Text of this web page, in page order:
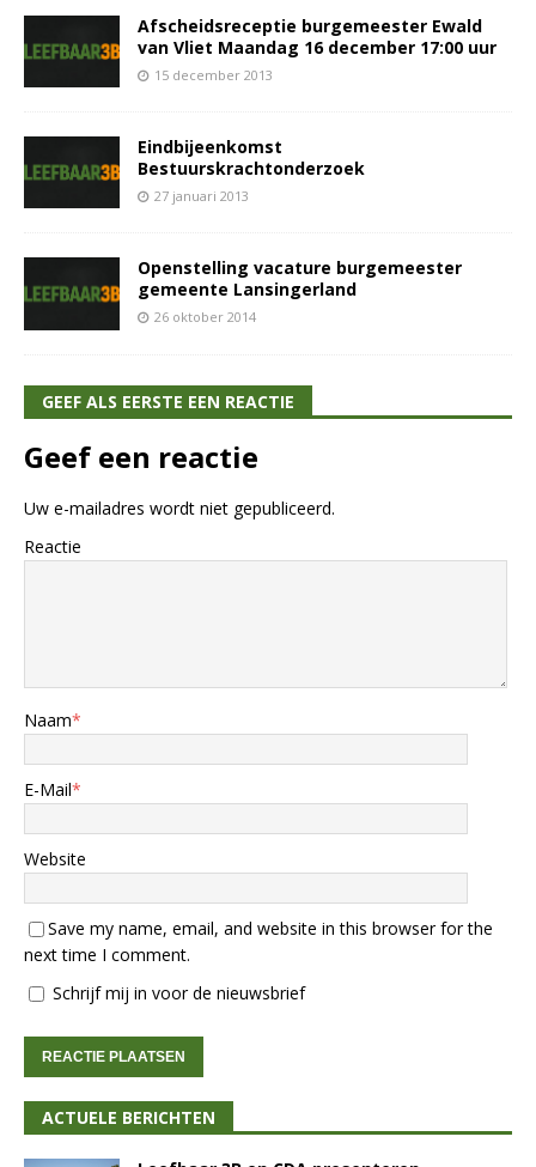
Afscheidsreceptie burgemeester Ewald
van Vliet Maandag 16 december 17:00 uur
15 december 2013
Eindbijeenkomst
Bestuurskrachtonderzoek
27 januari 2013
Openstelling vacature burgemeester
gemeente Lansingerland
26 oktober 2014
GEEF ALS EERSTE EEN REACTIE
Geef een reactie
Uw e-mailadres wordt niet gepubliceerd.
Reactie
Naam*
E-Mail*
Website
Save my name, email, and website in this browser for the
next time I comment.
Schrijf mij in voor de nieuwsbrief
ACTUELE BERICHTEN